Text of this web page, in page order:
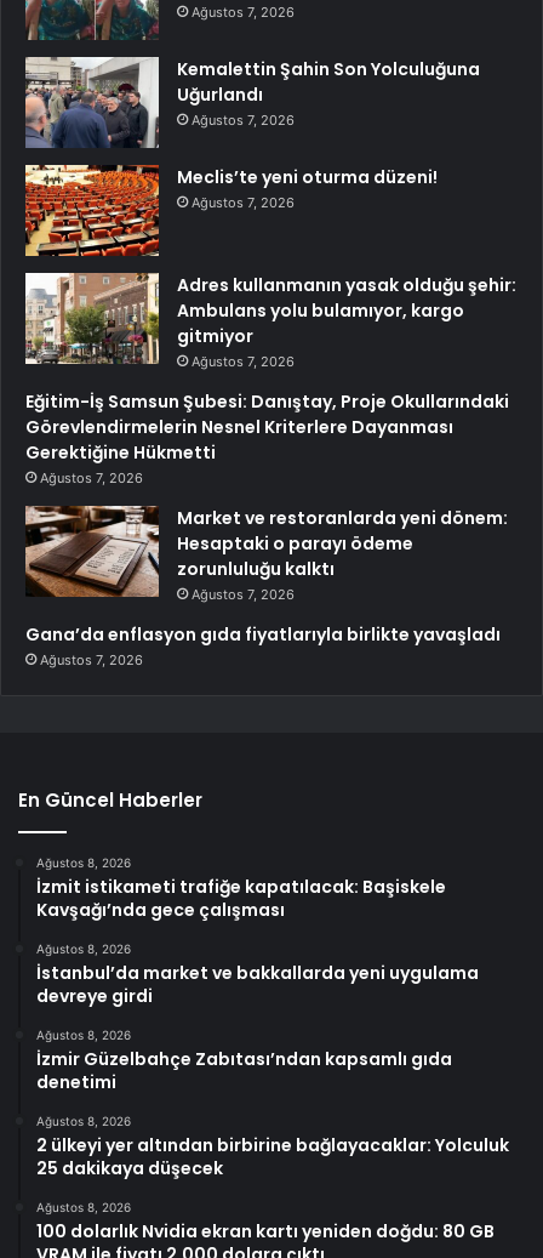
Ağustos 7, 2026
Kemalettin Şahin Son Yolculuğuna
Uğurlandı
Ağustos 7, 2026
Meclis’te yeni oturma düzeni!
Ağustos 7, 2026
Adres kullanmanın yasak olduğu şehir:
Ambulans yolu bulamıyor, kargo
gitmiyor
Ağustos 7, 2026
Eğitim-İş Samsun Şubesi: Danıştay, Proje Okullarındaki
Görevlendirmelerin Nesnel Kriterlere Dayanması
Gerektiğine Hükmetti
Ağustos 7, 2026
Market ve restoranlarda yeni dönem:
Hesaptaki o parayı ödeme
zorunluluğu kalktı
Ağustos 7, 2026
Gana’da enflasyon gıda fiyatlarıyla birlikte yavaşladı
Ağustos 7, 2026
En Güncel Haberler
Ağustos 8, 2026
İzmit istikameti trafiğe kapatılacak: Başiskele
Kavşağı’nda gece çalışması
Ağustos 8, 2026
İstanbul’da market ve bakkallarda yeni uygulama
devreye girdi
Ağustos 8, 2026
İzmir Güzelbahçe Zabıtası’ndan kapsamlı gıda
denetimi
Ağustos 8, 2026
2 ülkeyi yer altından birbirine bağlayacaklar: Yolculuk
25 dakikaya düşecek
Ağustos 8, 2026
100 dolarlık Nvidia ekran kartı yeniden doğdu: 80 GB